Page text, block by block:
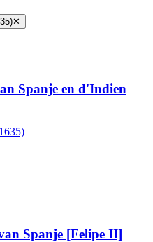
✕
Spanje en d'Indien
Spanje [Felipe II]